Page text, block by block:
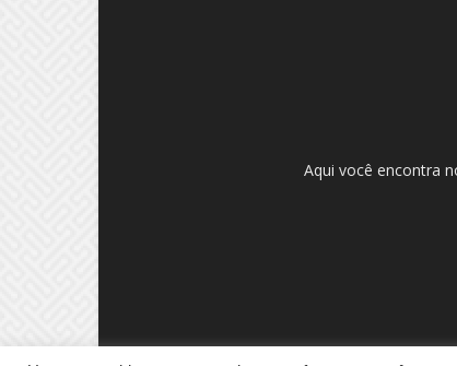
Aqui você encontra